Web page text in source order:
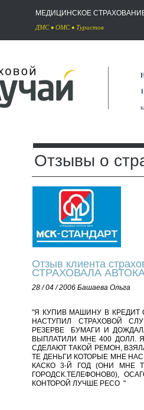
МЕДИЦИНСКОЕ
ДМС• ОМС• Туристов
Отзывы о
Отзыв клиента
СТРАХОВАЛА
28 / 04 / 2006 Башаева Ольга
"Я КУПИВ МАШИНУ В КРЕДИТ
НАСТУПИЛ СТРАХОВОЙ
РЕЗЕРВЕ БУМАГИ И
ВЫПЛАТИЛИ МНЕ 400 ДОЛЛ.
СДЕЛАЮТ ТАКОЙ РЕМОН,
ТЕ ДЕНЬГИ КОТОРЫЕ МНЕ
КАСКО 3-Й ГОД (ОНИ МНЕ
ГОРОДСК.ТЕЛЕФОНОВ0),
КОНТОРОЙ ЛУЧШЕ РЕСО "